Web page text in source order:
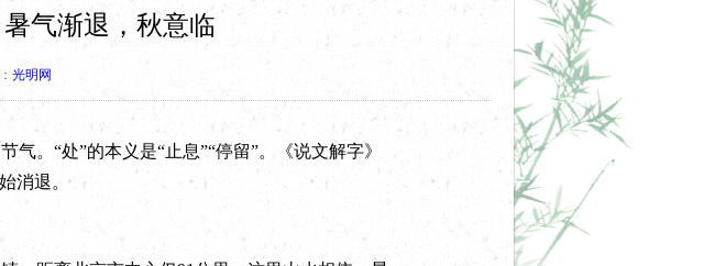
气渐退，秋意临
光明网
。“处”的本义是“止息”“停留”。《说文解字》
消退。